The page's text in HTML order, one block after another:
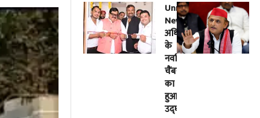
Unnao
News:
अधिवक्ताओं
के
नवर्निमित
चैंबरों
का
हुआ
उद्घाटन